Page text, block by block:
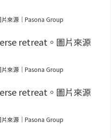
片來源｜Pasona Group
片來源｜Pasona Group
片來源｜Pasona Group